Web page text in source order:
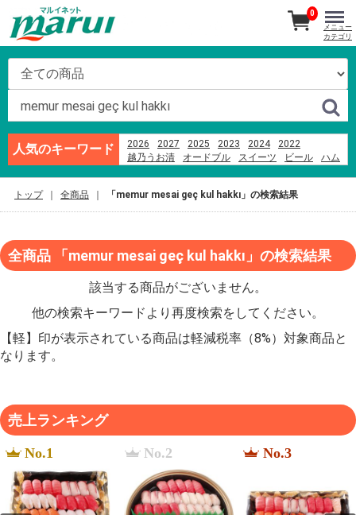
人気のキーワード 2026 2027 2025 2023 2024
2022
越乃うお清
オードブル スイーツ ビール
ハム
0
メニュー
カテゴリ
トップ 全商品 「memur mesai geç kul hakkı」の検索結果
全商品 「memur mesai geç kul hakkı」の検索結果
該当する商品がございません。
他の検索キーワードより再度検索をしてください。
【軽】印が表示されている商品は軽減税率（8%）対象商品と
なります。
売上ランキング
No.1 No.2 No.3